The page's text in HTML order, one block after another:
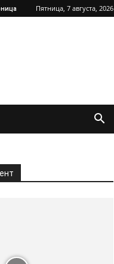
Пятница, 7 августа, 2026